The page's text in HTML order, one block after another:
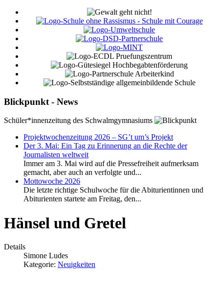
Blickpunkt - News
Schüler*innenzeitung des Schwalmgymnasiums
Projektwochenzeitung 2026 – SG’t um’s Projekt
Der 3. Mai: Ein Tag zu Erinnerung an die Rechte der
Journalisten weltweit
Immer am 3. Mai wird auf die Pressefreiheit aufmerksam
gemacht, aber auch an verfolgte und...
Mottowoche 2026
Die letzte richtige Schulwoche für die Abiturientinnen und
Abiturienten startete am Freitag, den...
Hänsel und Gretel
Details
Simone Ludes
Kategorie: Neuigkeiten